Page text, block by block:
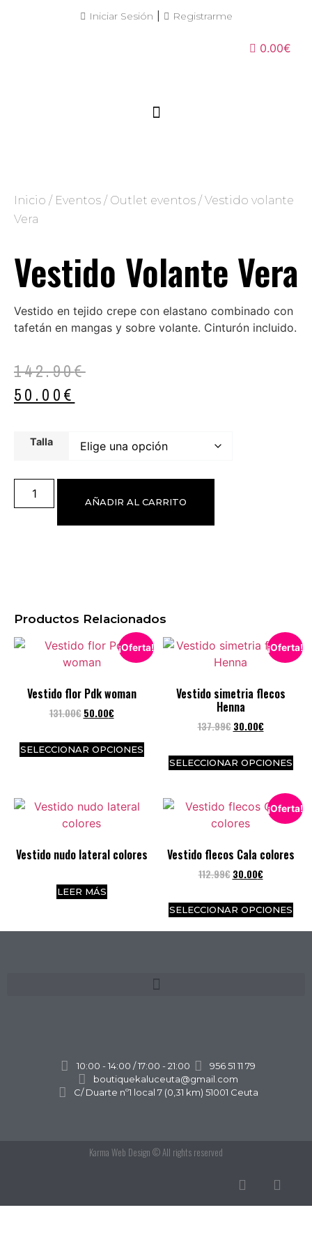
Iniciar Sesión Registrarme
0.00€
Inicio / Eventos / Outlet eventos / Vestido volante
Vera
Vestido Volante Vera
Vestido en tejido crepe con elastano combinado con
tafetán en mangas y sobre volante. Cinturón incluido.
142.90€
50.00€
Talla
AÑADIR AL CARRITO
Productos Relacionados
¡Oferta!
Vestido flor Pdk woman
131.00€ 50.00€
SELECCIONAR OPCIONES
¡Oferta!
Vestido simetria flecos
Henna
137.99€ 30.00€
SELECCIONAR OPCIONES
Vestido nudo lateral colores
LEER MÁS
¡Oferta!
Vestido flecos Cala colores
112.99€ 30.00€
SELECCIONAR OPCIONES
10:00 - 14:00 / 17:00 - 21:00
956 51 11 79
boutiquekaluceuta@gmail.com
C/ Duarte nº1 local 7 (0,31 km) 51001 Ceuta
Karma Web Design © All rights reserved